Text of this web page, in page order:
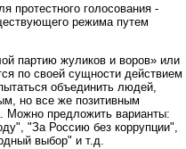
протестного голосования -
режима путем
партию жуликов и воров» или
по своей сущности действием
объединить людей,
но все же позитивным
Можно предложить варианты:
"За Россию без коррупции",
выбор" и т.д.